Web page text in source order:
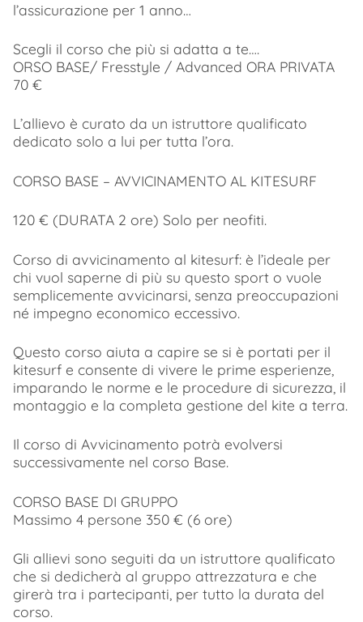
l’assicurazione per 1 anno…
Scegli il corso che più si adatta a te….
ORSO BASE/ Fresstyle / Advanced ORA PRIVATA
70 €
L’allievo è curato da un istruttore qualificato
dedicato solo a lui per tutta l’ora.
CORSO BASE – AVVICINAMENTO AL KITESURF
120 € (DURATA 2 ore) Solo per neofiti.​
Corso di avvicinamento al kitesurf: è l’ideale per
chi vuol saperne di più su questo sport o vuole
semplicemente avvicinarsi, senza preoccupazioni
né impegno economico eccessivo.
Questo corso aiuta a capire se si è portati per il
kitesurf e consente di vivere le prime esperienze,
imparando le norme e le procedure di sicurezza, il
montaggio e la completa gestione del kite a terra.
Il corso di Avvicinamento potrà evolversi
successivamente nel corso Base.
CORSO BASE DI GRUPPO
Massimo 4 persone 350 € (6 ore) ​
Gli allievi sono seguiti da un istruttore qualificato
che si dedicherà al gruppo attrezzatura e che
girerà tra i partecipanti, per tutto la durata del
corso.